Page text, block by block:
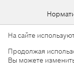
© 2026,
На сайте
Продолжая
Вы можете